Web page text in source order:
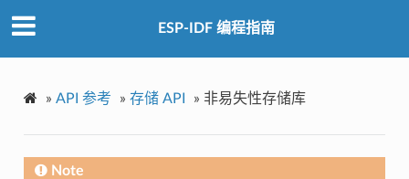
ESP-IDF 编程指南
» API 参考 » 存储 API » 非易失性存储库
Note